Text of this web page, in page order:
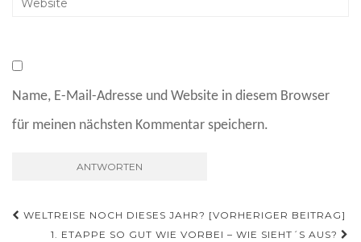
Name, E-Mail-Adresse und Website in diesem Browser
für meinen nächsten Kommentar speichern.
Beitragsnavigation
WELTREISE NOCH DIESES JAHR? [VORHERIGER BEITRAG]
1. ETAPPE SO GUT WIE VORBEI – WIE SIEHT´S AUS?